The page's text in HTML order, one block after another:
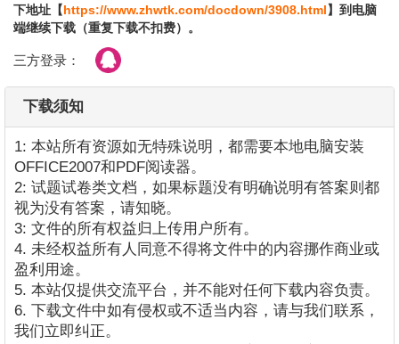
下地址【https://www.zhwtk.com/docdown/3908.html】到电脑
端继续下载（重复下载不扣费）。
三方登录：
下载须知
1: 本站所有资源如无特殊说明，都需要本地电脑安装
OFFICE2007和PDF阅读器。
2: 试题试卷类文档，如果标题没有明确说明有答案则都
视为没有答案，请知晓。
3: 文件的所有权益归上传用户所有。
4. 未经权益所有人同意不得将文件中的内容挪作商业或
盈利用途。
5. 本站仅提供交流平台，并不能对任何下载内容负责。
6. 下载文件中如有侵权或不适当内容，请与我们联系，
我们立即纠正。